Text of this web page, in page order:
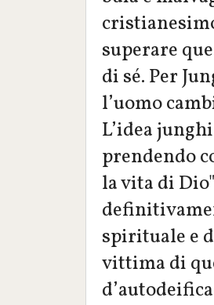
superare
di sé. Per
l’uomo
L’idea
prendendo
la vita di
spirituale e
vittima di